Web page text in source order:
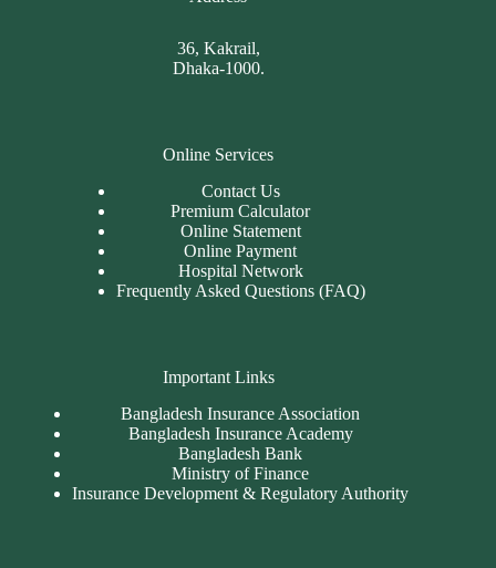
36, Kakrail,
Dhaka-1000.
Online Services
Contact Us
Premium Calculator
Online Statement
Online Payment
Hospital Network
Frequently Asked Questions (FAQ)
Important Links
Bangladesh Insurance Association
Bangladesh Insurance Academy
Bangladesh Bank
Ministry of Finance
Insurance Development & Regulatory Authority